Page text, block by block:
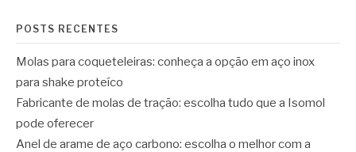
POSTS RECENTES
Molas para coqueteleiras: conheça a opção em aço inox
para shake proteíco
Fabricante de molas de tração: escolha tudo que a Isomol
pode oferecer
Anel de arame de aço carbono: escolha o melhor com a